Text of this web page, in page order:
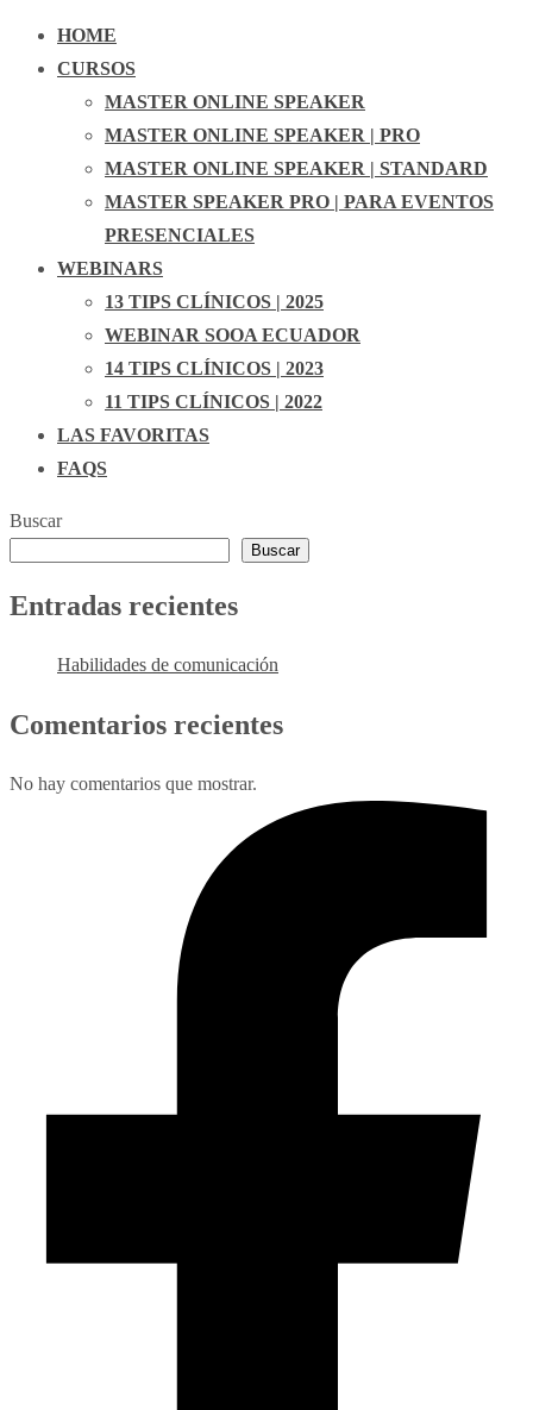
HOME
CURSOS
MASTER ONLINE SPEAKER
MASTER ONLINE SPEAKER | PRO
MASTER ONLINE SPEAKER | STANDARD
MASTER SPEAKER PRO | PARA EVENTOS
PRESENCIALES
WEBINARS
13 TIPS CLÍNICOS | 2025
WEBINAR SOOA ECUADOR
14 TIPS CLÍNICOS | 2023
11 TIPS CLÍNICOS | 2022
LAS FAVORITAS
FAQS
Buscar
Buscar
Entradas recientes
Habilidades de comunicación
Comentarios recientes
No hay comentarios que mostrar.